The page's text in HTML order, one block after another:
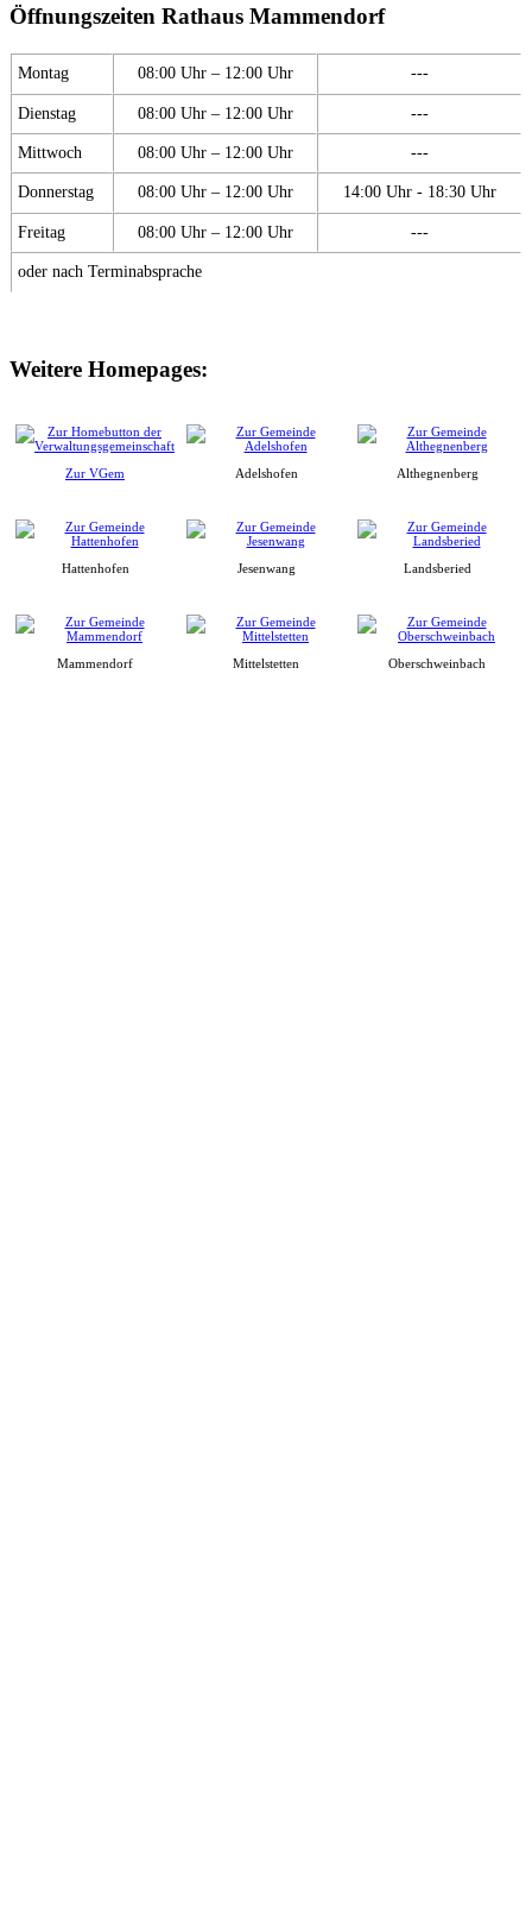
Öffnungszeiten Rathaus Mammendorf
Montag 08:00 Uhr – 12:00 Uhr ---
Dienstag 08:00 Uhr – 12:00 Uhr ---
Mittwoch 08:00 Uhr – 12:00 Uhr ---
Donnerstag 08:00 Uhr – 12:00 Uhr 14:00 Uhr - 18:30 Uhr
Freitag 08:00 Uhr – 12:00 Uhr ---
oder nach Terminabsprache
Weitere Homepages:
Zur VGem Adelshofen Althegnenberg
Hattenhofen Jesenwang Landsberied
Mammendorf Mittelstetten Oberschweinbach